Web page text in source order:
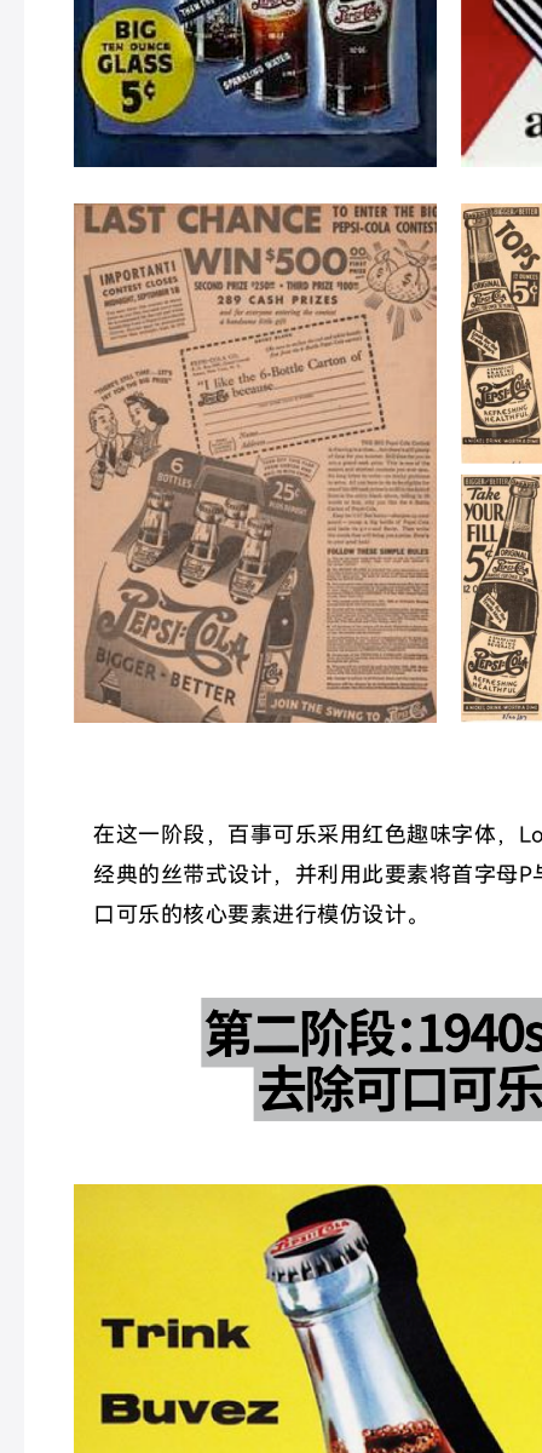
在这一阶段，百事可乐采用红色趣味字体，
经典的丝带式设计，并利用此要素将首字母
口可乐的核心要素进行模仿设计。